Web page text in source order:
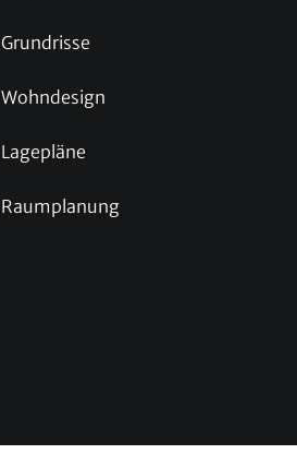
Grundrisse
Wohndesign
Lagepläne
Raumplanung